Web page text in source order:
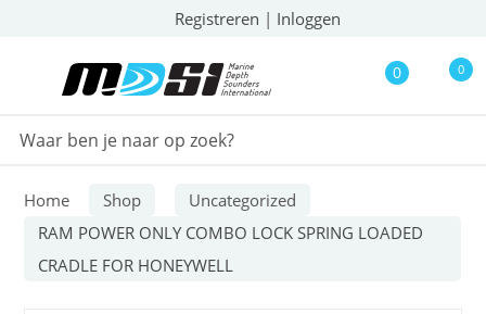
Registreren | Inloggen
0 0
Home Shop
Uncategorized
RAM POWER ONLY COMBO LOCK SPRING LOADED
CRADLE FOR HONEYWELL